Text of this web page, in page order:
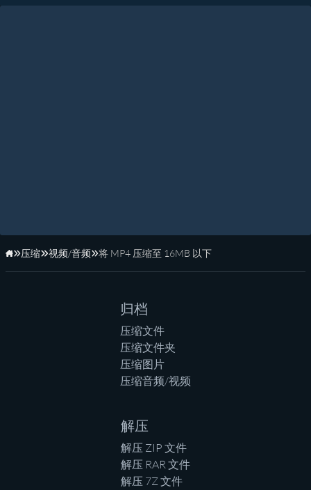
主页
压缩 视频/音频 将 MP4 压缩至 16MB 以下
归档
压缩文件
压缩文件夹
压缩图片
压缩音频/视频
解压
解压 ZIP 文件
解压 RAR 文件
解压 7Z 文件